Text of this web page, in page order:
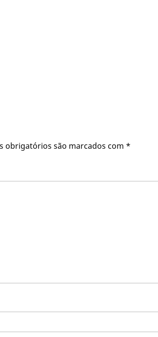
obrigatórios são marcados com *